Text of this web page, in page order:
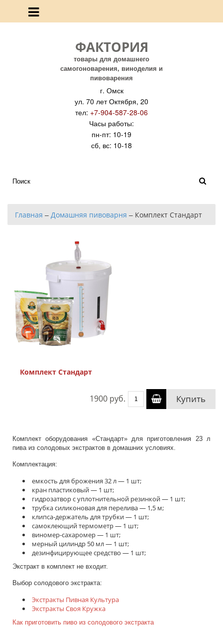
ФАКТОРИЯ
товары для домашнего
самогоноварения, виноделия и
пивоварения
г. Омск
ул. 70 лет Октября, 20
тел: +7-904-587-28-06
Часы работы:
пн-пт: 10-19
сб, вс: 10-18
Главная – Домашняя пивоварня – Комплект Стандарт
Комплект Стандарт
1900 руб. Купить
Комплект оборудования «Стандарт» для приготовления 23 л
пива из солодовых экстрактов в домашних условиях.
Комплектация:
емкость для брожения 32 л — 1 шт;
кран пластиковый — 1 шт;
гидрозатвор с уплотнительной резинкой — 1 шт;
трубка силиконовая для перелива — 1,5 м;
клипса-держатель для трубки — 1 шт;
самоклеющий термометр — 1 шт;
виномер-сахаромер — 1 шт;
мерный цилиндр 50 мл — 1 шт;
дезинфицирующее средство — 1 шт;
Экстракт в комплект не входит.
Выбор солодового экстракта:
Экстракты Пивная Культура
Экстракты Своя Кружка
Как приготовить пиво из солодового экстракта